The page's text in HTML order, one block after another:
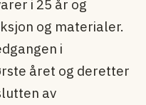
i 25 år og
og materialer.
i
året og deretter
av